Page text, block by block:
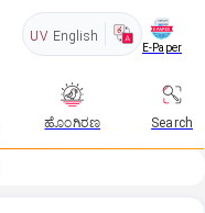
UV English
E-Paper
ಹೊಂಗಿರಣ Search